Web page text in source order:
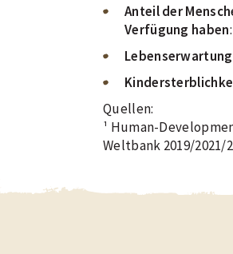
Anteil der
Verfügung haben
Lebenserwartung
Quellen:
¹ Human-
Weltbank 2019/2021/